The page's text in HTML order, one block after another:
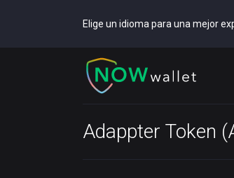
Elige un idioma para una mejor
Adappter Token